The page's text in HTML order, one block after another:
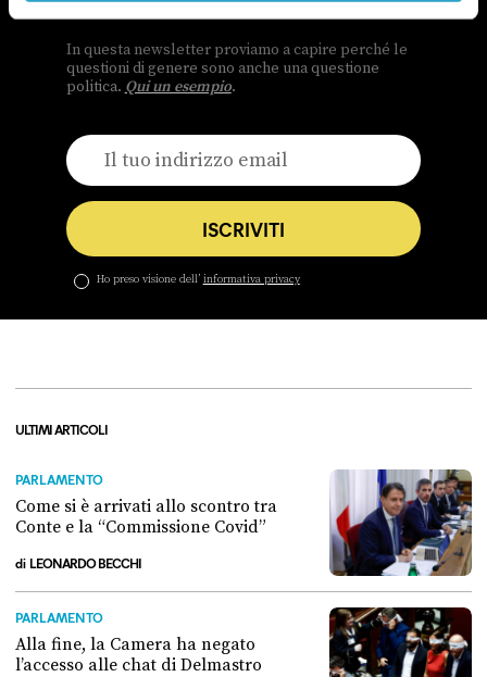
In questa newsletter proviamo a capire perché le
questioni di genere sono anche una questione
politica. Qui un esempio.
ISCRIVITI
Ho preso visione dell’ informativa privacy
ULTIMI ARTICOLI
PARLAMENTO
Come si è arrivati allo scontro tra
Conte e la “Commissione Covid”
di LEONARDO BECCHI
PARLAMENTO
Alla fine, la Camera ha negato
l’accesso alle chat di Delmastro